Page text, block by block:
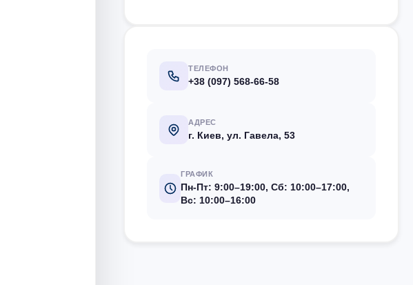
ТЕЛЕФОН
+38 (097) 568-66-58
АДРЕС
г. Киев, ул. Гавела, 53
ГРАФИК
Пн-Пт: 9:00–19:00, Сб: 10:00–17:00,
Вс: 10:00–16:00